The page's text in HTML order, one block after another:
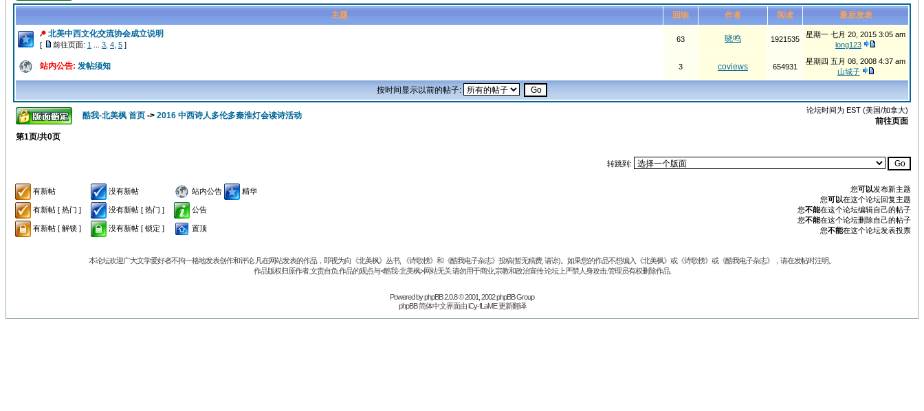
主题 回响 作者 阅读
最后发表
北美中西文化交流协会成立说明
[ 前往页面: 1 3 4 5 ]
63 晓鸣 1921535
星期一 七月 20, 2015 3:05 am
long123
站内公告: 发帖须知 3 coviews 654931
星期四 五月 08, 2008 4:37 am
山城子
按时间显示以前的帖子:
酷我-北美枫 首页 -> 2016 中西诗人多伦多秦淮灯会读诗活动
论坛时间为 EST (美国/加拿大)
前往页面
第1页/共0页
转跳到:
有新帖 没有新帖 站内公告 精华
有新帖 [ 热门 ] 没有新帖 [ 热门 ] 公告
有新帖 [ 解锁 ] 没有新帖 [ 锁定 ] 置顶
您可以发布新主题
您可以在这个论坛回复主题
您不能在这个论坛编辑自己的帖子
您不能在这个论坛删除自己的帖子
您不能在这个论坛发表投票
本论坛欢迎广大文学爱好者不拘一格地发表创作和评论.凡在网站发表的作品，即视为向《北美枫》丛书, 《诗歌榜》和《酷我电子杂志》投稿(暂无稿费, 请谅)。如果您的作品不想编入《北美枫》或《诗歌榜》或《酷我电子杂志》，请在发帖时注明。
作品版权归原作者.文责自负.作品的观点与<酷我-北美枫>网站无关.请勿用于商业,宗教和政治宣传.论坛上严禁人身攻击.管理员有权删除作品.
Powered byphpBB2.0.8 © 2001, 2002 phpBB Group
phpBB 简体中文界面由 iCy-fLaME 更新翻译